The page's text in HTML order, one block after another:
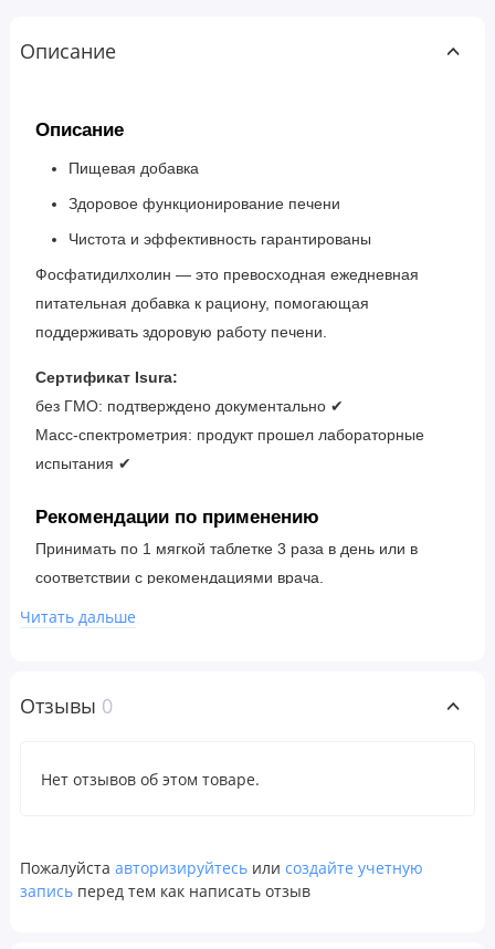
Описание
Описание
Пищевая добавка
Здоровое функционирование печени
Чистота и эффективность гарантированы
Фосфатидилхолин — это превосходная ежедневная
питательная добавка к рациону, помогающая
поддерживать здоровую работу печени.
Сертификат Isura:
без ГМО: подтверждено документально ✔
Масс-спектрометрия: продукт прошел лабораторные
испытания ✔
Рекомендации по применению
Принимать по 1 мягкой таблетке 3 раза в день или в
соответствии с рекомендациями врача.
Не содержит искусственных красителей, консервантов и
Изготовлено компанией Natural Factors с гарантией
Читать дальше
Отзывы 0
Нет отзывов об этом товаре.
Пожалуйста авторизируйтесь или создайте учетную
запись перед тем как написать отзыв